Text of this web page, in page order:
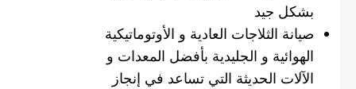
بشكل جيد
صيانة الثلاجات العادية و الأوتوماتيكية
الهوائية و الجليدية بأفضل المعدات و
الآلات الحديثة التي تساعد في إنجاز